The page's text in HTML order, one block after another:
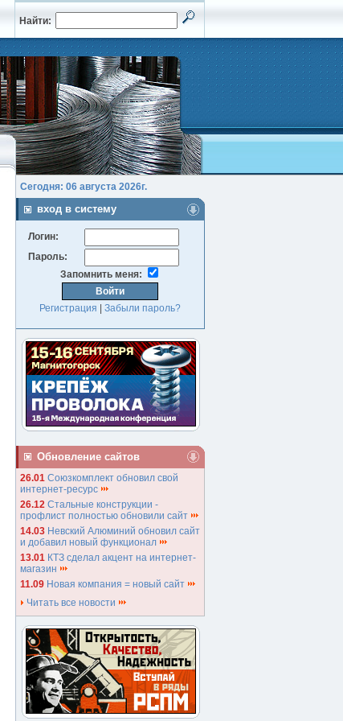
Найти:
Сегодня: 06 августа 2026г.
вход в систему
Логин:
Пароль:
Запомнить меня:
Регистрация Забыли пароль?
Обновление сайтов
26.01 Союзкомплект обновил свой
интернет-ресурс
26.12 Стальные конструкции -
профлист полностью обновили сайт
14.03 Невский Алюминий обновил сайт
и добавил новый функционал
13.01 КТЗ сделал акцент на интернет-
магазин
11.09 Новая компания = новый сайт
Читать все новости